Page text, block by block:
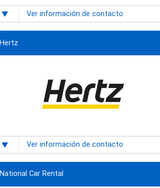
Ver información de contacto
Hertz
Ver información de contacto
National Car Rental